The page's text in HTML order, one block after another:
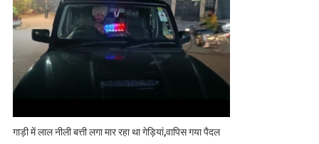
गाड़ी में लाल नीली बत्ती लगा मार रहा था गेड़ियां,वापिस गया पैदल